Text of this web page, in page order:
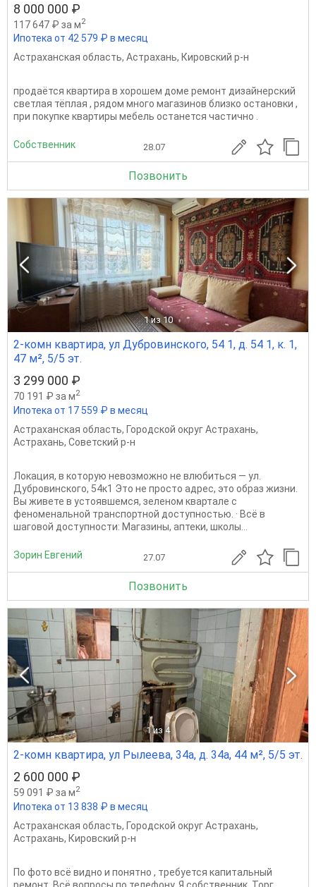
8 000 000 ₽
117 647 ₽ за м2
Ипотека от 42 579 ₽ в месяц
Астраханская область, Астрахань, Кировский р-н
продаётся квартира в хорошем доме ремонт дизайнерский
светлая тёплая , рядом много магазинов близко остановки ,
при покупке квартиры мебель останется частично .
Собственник 28.07
Позвонить
1 из 10
2-комн квартира, ул Дубровинского, 54 1, д. 54 1, к. 1,
47 м², 5/5 эт.
3 299 000 ₽
70 191 ₽ за м2
Ипотека от 17 559 ₽ в месяц
Астраханская область, Городской округ Астрахань,
Астрахань, Советский р-н
Локация, в которую невозможно не влюбиться — ул.
Дубровинского, 54к1 Это не просто адрес, это образ жизни.
Вы живете в устоявшемся, зеленом квартале с
феноменальной транспортной доступностью. · Всё в
шаговой доступности: Магазины, аптеки, школы...
Зорин Евгений 27.07
Позвонить
1 из 4
2-комн квартира, ул Рылеева, 34а, д. 34а, 44 м², 5/5 эт.
2 600 000 ₽
59 091 ₽ за м2
Ипотека от 13 838 ₽ в месяц
Астраханская область, Городской округ Астрахань,
Астрахань, Кировский р-н
По фото всё видно и понятно , требуется капитальный